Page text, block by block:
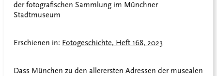
der fotografischen Sammlung im Münchner
Stadtmuseum
Erschienen in: Fotogeschichte, Heft 168, 2023
Dass München zu den allerersten Adressen der musealen